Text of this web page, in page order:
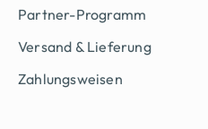
Partner-Programm
Versand & Lieferung
Zahlungsweisen